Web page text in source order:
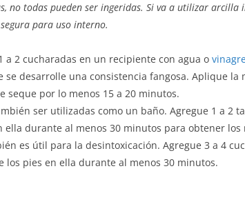
no todas pueden ser ingeridas. Si va a utilizar arcilla
para uso interno.
a 2 cucharadas en un recipiente con agua o
se desarrolle una consistencia fangosa. Aplique
seque por lo menos 15 a 20 minutos.
ser utilizadas como un baño. Agregue 1 a 2
ella durante al menos 30 minutos para obtener los
es útil para la desintoxicación. Agregue 3 a 4
los pies en ella durante al menos 30 minutos.